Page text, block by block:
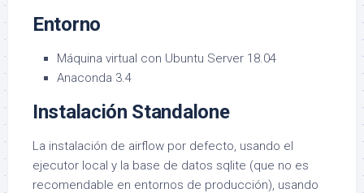
Entorno
Máquina virtual con Ubuntu Server 18.04
Anaconda 3.4
Instalación Standalone
La instalación de airflow por defecto, usando el
ejecutor local y la base de datos sqlite (que no es
recomendable en entornos de producción), usando